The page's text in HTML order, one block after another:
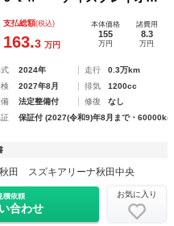
ーフティーサポート 衝突
衝突安全ボディ 盗難防
支払総額(税込)
163.3 万円
本体価格
155
万円
諸費用
8.3
万円
2024年 走行
0.3万km
2027年8月 排気
1200cc
法定整備付 修復
なし
保証付 (2027(令和9)年8月まで・
秋田 スズキアリーナ秋田中央
積依頼
合わせ
お気に入り